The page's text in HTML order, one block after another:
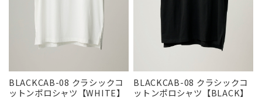
BLACKCAB-08 クラシックコ
ットンポロシャツ【WHITE】
BLACKCAB-08 クラシックコ
ットンポロシャツ【BLACK】